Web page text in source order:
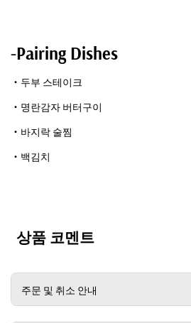
-Pairing Dishes
・두부 스테이크
・명란감자 버터구이
・바지락 술찜
・백김치
상품 코멘트
주문 및 취소 안내